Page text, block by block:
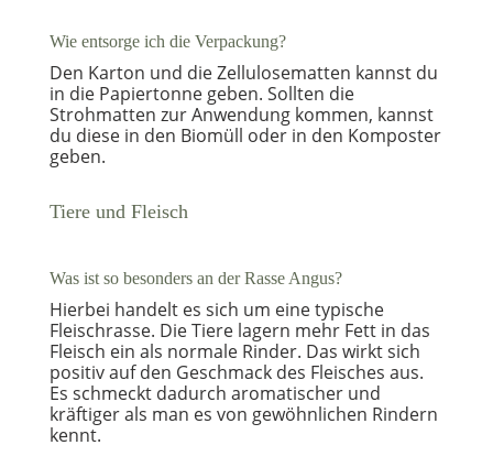
Wie entsorge ich die Verpackung?
Den Karton und die Zellulosematten kannst du
in die Papiertonne geben. Sollten die
Strohmatten zur Anwendung kommen, kannst
du diese in den Biomüll oder in den Komposter
geben.
Tiere und Fleisch
Was ist so besonders an der Rasse Angus?
Hierbei handelt es sich um eine typische
Fleischrasse. Die Tiere lagern mehr Fett in das
Fleisch ein als normale Rinder. Das wirkt sich
positiv auf den Geschmack des Fleisches aus.
Es schmeckt dadurch aromatischer und
kräftiger als man es von gewöhnlichen Rindern
kennt.